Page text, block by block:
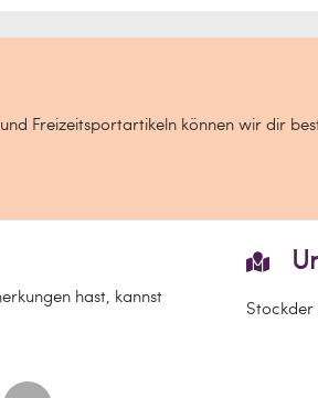
Freizeitsportartikeln können wir dir
hast, kannst
Stockder